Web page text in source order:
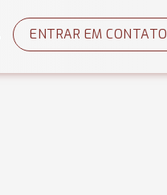
ENTRAR EM CONTATO